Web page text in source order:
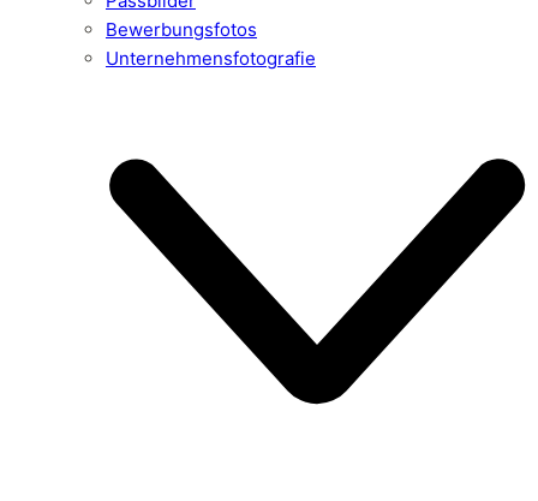
Bewerbungsfotos
Unternehmensfotografie